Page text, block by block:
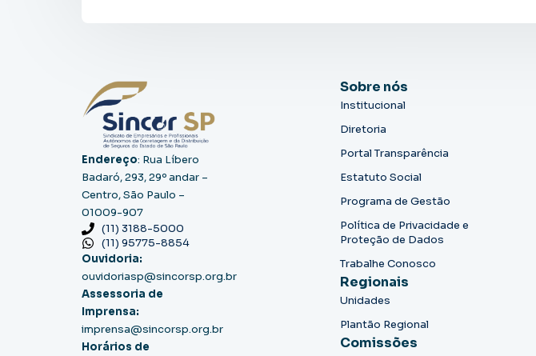
Endereço: Rua Líbero
Badaró, 293, 29º andar –
Centro, São Paulo –
01009-907
(11) 3188-5000
(11) 95775-8854
Ouvidoria:
ouvidoriasp@sincorsp.org.br
Assessoria de
Imprensa:
imprensa@sincorsp.org.br
Horários de
Sobre nós
Institucional
Diretoria
Portal Transparência
Estatuto Social
Programa de Gestão
Política de Privacidade e
Proteção de Dados
Trabalhe Conosco
Regionais
Unidades
Plantão Regional
Comissões